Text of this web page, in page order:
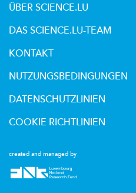
created and managed by
ÜBER SCIENCE.LU
DAS SCIENCE.LU-TEAM
KONTAKT
NUTZUNGSBEDINGUNGEN
DATENSCHUTZLINIEN
COOKIE RICHTLINIEN